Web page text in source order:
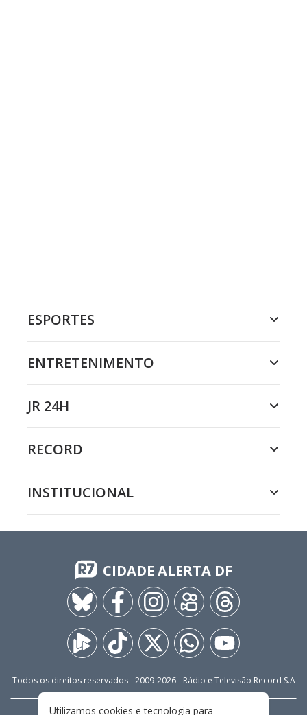
ESPORTES
ENTRETENIMENTO
JR 24H
RECORD
INSTITUCIONAL
CIDADE ALERTA DF
Todos os direitos reservados - 2009-2026- Rádio e Televisão Record S.A
Utilizamos cookies e tecnologia para